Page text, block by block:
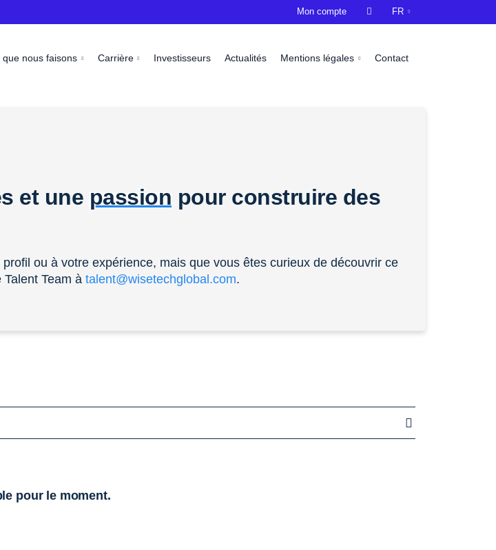
que nous faisons Carrière Investisseurs Actualités Mentions légales Contact
Mon compte  FR
et une passion pour construire des
ou à votre expérience, mais que vous êtes curieux de découvrir ce
Team à talent@wisetechglobal.com.
pour le moment.